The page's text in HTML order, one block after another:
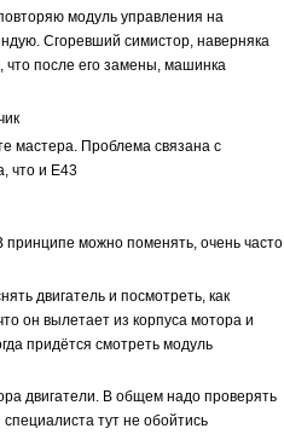
модуль управления на
Сгоревший симистор, наверняка
что после его замены, машинка
мастера. Проблема связана с
что и Е43
можно поменять, очень часто
двигатель и посмотреть, как
он вылетает из корпуса мотора и
придётся смотреть модуль
двигатели. В общем надо проверять
тут не обойтись